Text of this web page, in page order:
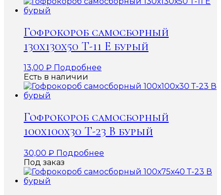
Гофрокороб самосборный
130х130х50 Т-11 Е бурый
13,00 ₽ Подробнее
Есть в наличии
Гофрокороб самосборный
100х100х30 Т-23 В бурый
30,00 ₽ Подробнее
Под заказ